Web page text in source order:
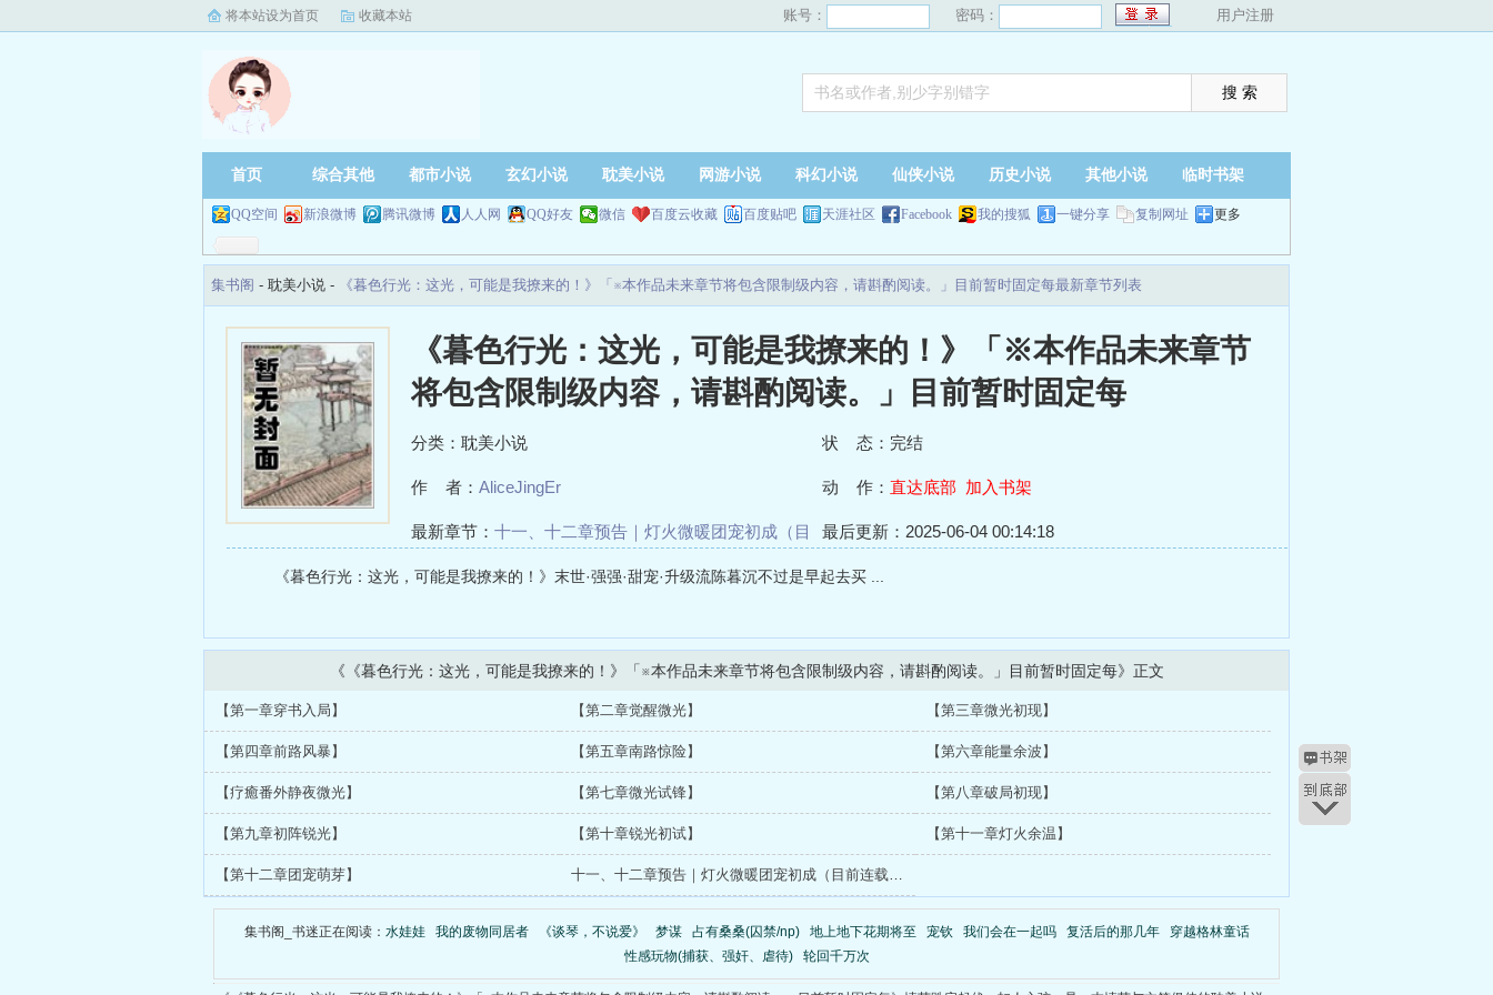
将本站设为首页 收藏本站 账号： 密码： 用户注册
首页 综合其他 都市小说 玄幻小说 耽美小说 网游小说 科幻小说 仙侠小说 历史小说 其他小说 临时书架
QQ空间 新浪微博 腾讯微博 人人网 QQ好友 微信 百度云收藏 百度贴吧 天涯社区 Facebook 我的搜狐 一键分享 复制网址 更多
集书阁 - 耽美小说 - 《暮色行光：这光，可能是我撩来的！》「※本作品未来章节将包含限制级内容，请斟酌阅读。」目前暂时固定每最新章节列表
《暮色行光：这光，可能是我撩来的！》「※本作品未来章节
将包含限制级内容，请斟酌阅读。」目前暂时固定每
分类：耽美小说 状 态：完结
作 者： AliceJingEr 动 作： 直达底部 加入书架
最新章节： 十一、十二章预告｜灯火微暖团宠初成（目
最后更新：2025-06-04 00:14:18
《暮色行光：这光，可能是我撩来的！》末世·强强·甜宠·升级流陈暮沉不过是早起去买 ...
《《暮色行光：这光，可能是我撩来的！》「※本作品未来章节将包含限制级内容，请斟酌阅读。」目前暂时固定每》正文
【第一章穿书入局】 【第二章觉醒微光】 【第三章微光初现】
【第四章前路风暴】 【第五章南路惊险】 【第六章能量余波】
【疗癒番外静夜微光】 【第七章微光试锋】 【第八章破局初现】
【第九章初阵锐光】 【第十章锐光初试】 【第十一章灯火余温】
【第十二章团宠萌芽】 十一、十二章预告｜灯火微暖团宠初成（目前连载至第十章，#十一、十二章将於下周二早上8点更新！）
集书阁_书迷正在阅读： 水娃娃 我的废物同居者 《谈琴，不说爱》 梦谋 占有桑桑(囚禁/np) 地上地下花期将至 宠钦 我们会在一起吗 复活后的那几年
穿越格林童话
性感玩物(捕获、强奸、虐待)
轮回千万次